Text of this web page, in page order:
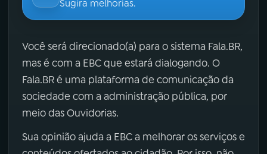
Sugira melhorias.
Você será direcionado(a) para o sistema Fala.BR,
mas é com a EBC que estará dialogando. O
Fala.BR é uma plataforma de comunicação da
sociedade com a administração pública, por
meio das Ouvidorias.
Sua opinião ajuda a EBC a melhorar os serviços e